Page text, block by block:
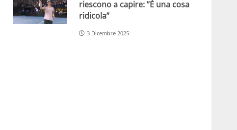
riescono a capire: ”È una cosa
ridicola”
3 Dicembre 2025